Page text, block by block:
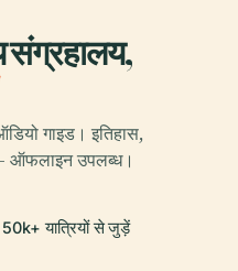
संग्रहालय,
गाइड। इतिहास,
ऑफलाइन उपलब्ध।
50k+ यात्रियों से जुड़ें